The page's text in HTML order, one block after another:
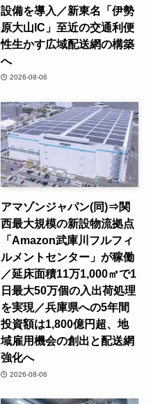
設備を導入／新東名「伊勢
原大山IC」至近の交通利便
性生かす広域配送網の構築
へ
2026-08-06
アマゾンジャパン(同)⇒関
西最大規模の新設物流拠点
「Amazon武庫川フルフィ
ルメントセンター」が稼働
／延床面積11万1,000㎡で1
日最大50万個の入出荷処理
を実現／兵庫県への5年間
投資額は1,800億円超、地
域雇用機会の創出と配送網
強化へ
2026-08-06